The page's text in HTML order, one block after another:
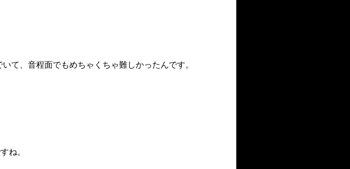
て、音程面でもめちゃくちゃ難しかったんです。
ね。